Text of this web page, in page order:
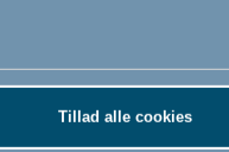
Tillad alle cookies
Relaterede